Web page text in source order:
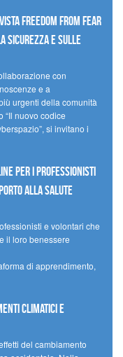
Freedom From Fear
sicurezza e sulle
con
e a
urgenti della comunità
“Il nuovo codice
si invitano i
per i professionisti
alla salute
e volontari che
il loro benessere
di apprendimento,
climatici e
del cambiamento